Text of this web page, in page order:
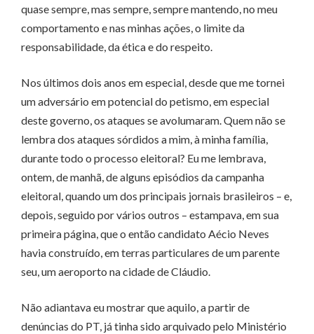
quase sempre, mas sempre, sempre mantendo, no meu
comportamento e nas minhas ações, o limite da
responsabilidade, da ética e do respeito.
Nos últimos dois anos em especial, desde que me tornei
um adversário em potencial do petismo, em especial
deste governo, os ataques se avolumaram. Quem não se
lembra dos ataques sórdidos a mim, à minha família,
durante todo o processo eleitoral? Eu me lembrava,
ontem, de manhã, de alguns episódios da campanha
eleitoral, quando um dos principais jornais brasileiros – e,
depois, seguido por vários outros – estampava, em sua
primeira página, que o então candidato Aécio Neves
havia construído, em terras particulares de um parente
seu, um aeroporto na cidade de Cláudio.
Não adiantava eu mostrar que aquilo, a partir de
denúncias do PT, já tinha sido arquivado pelo Ministério